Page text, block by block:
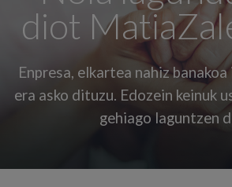
diot
Enpresa, elkartea nahiz
era asko dituzu. Edozein keinuk
gehiago laguntzen